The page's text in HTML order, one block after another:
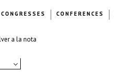
CONGRESSES CONFERENCES
a la nota